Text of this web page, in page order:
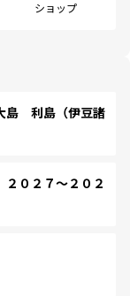
ショップ
利島（伊豆諸
０２７～２０２